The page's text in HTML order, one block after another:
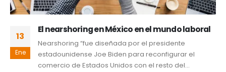
13
Ene
El nearshoring en México en el mundo laboral
Nearshoring “fue diseñada por el presidente
estadounidense Joe Biden para reconfigurar el
comercio de Estados Unidos con el resto del...